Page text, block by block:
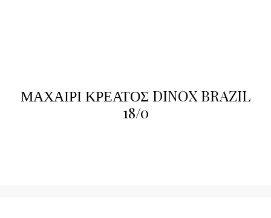
ΜΑΧΑΙΡΙ ΚΡΕΑΤΟΣ DINOX BRAZIL
18/0